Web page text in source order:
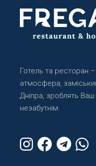
Готель та ресторан
атмосфера,
Дніпра, зроблять
незабутнім.